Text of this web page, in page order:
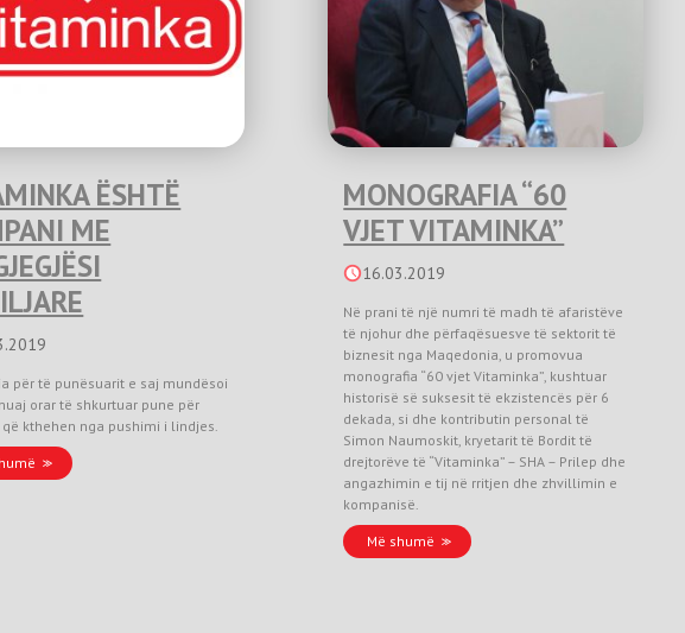
ËSHTË
ME
për të punësuarit e saj mundësoi
orar të shkurtuar pune për
kthehen nga pushimi i lindjes.
MONOGRAFIA “60
VJET VITAMINKA”
16.03.2019
Në prani të një numri të madh të afaristëve
të njohur dhe përfaqësuesve të sektorit të
biznesit nga Maqedonia, u promovua
monografia “60 vjet Vitaminka”, kushtuar
historisë së suksesit të ekzistencës për 6
dekada, si dhe kontributin personal të
Simon Naumoskit, kryetarit të Bordit të
drejtorëve të “Vitaminka” – SHA – Prilep dhe
angazhimin e tij në rritjen dhe zhvillimin e
kompanisë.
Më shumë